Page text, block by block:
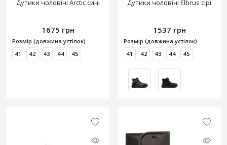
Дутики чоловічі Arctic сині
1675 грн
Розмір (довжина устілок)
41
42 43 44 45
Дутики чоловічі Elbrus сірі
1537 грн
Розмір (довжина устілок)
41
42 43 44 45